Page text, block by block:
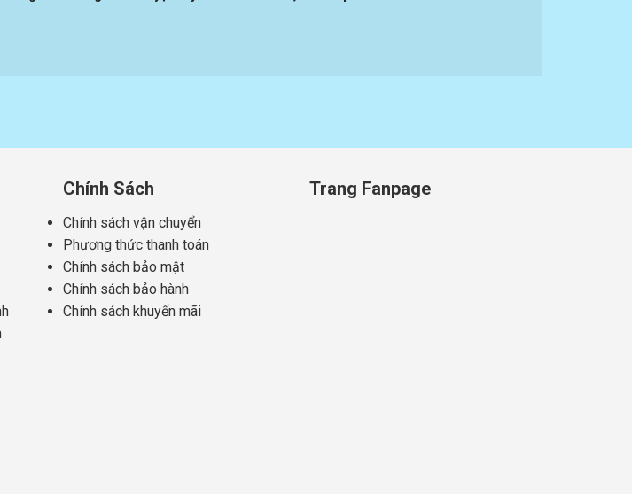
Chính Sách
Chính sách vận chuyển
Phương thức thanh toán
Chính sách bảo mật
Chính sách bảo hành
Chính sách khuyến mãi
Trang Fanpage